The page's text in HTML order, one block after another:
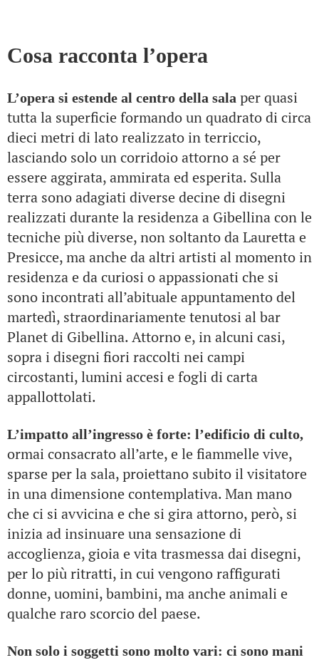
Cosa racconta l’opera
L’opera si estende al centro della sala per quasi
tutta la superficie formando un quadrato di circa
dieci metri di lato realizzato in terriccio,
lasciando solo un corridoio attorno a sé per
essere aggirata, ammirata ed esperita. Sulla
terra sono adagiati diverse decine di disegni
realizzati durante la residenza a Gibellina con le
tecniche più diverse, non soltanto da Lauretta e
Presicce, ma anche da altri artisti al momento in
residenza e da curiosi o appassionati che si
sono incontrati all’abituale appuntamento del
martedì, straordinariamente tenutosi al bar
Planet di Gibellina. Attorno e, in alcuni casi,
sopra i disegni fiori raccolti nei campi
circostanti, lumini accesi e fogli di carta
appallottolati.
L’impatto all’ingresso è forte: l’edificio di culto,
ormai consacrato all’arte, e le fiammelle vive,
sparse per la sala, proiettano subito il visitatore
in una dimensione contemplativa. Man mano
che ci si avvicina e che si gira attorno, però, si
inizia ad insinuare una sensazione di
accoglienza, gioia e vita trasmessa dai disegni,
per lo più ritratti, in cui vengono raffigurati
donne, uomini, bambini, ma anche animali e
qualche raro scorcio del paese.
Non solo i soggetti sono molto vari: ci sono mani